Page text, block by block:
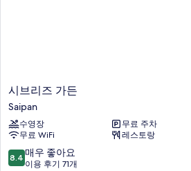
시
브
리
즈
가
든
Saipan
시브리즈 가든
Saipan
수영장
무료 주차
무료 WiFi
레스토랑
10
점
8.4 매우 좋아요
이용 후기 71개